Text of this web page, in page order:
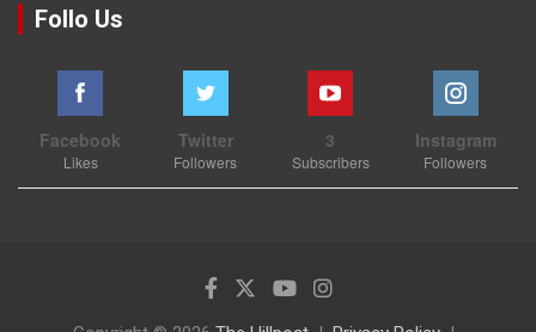
Follo Us
Facebook
Likes
Twitter
Followers
3
Subscribers
Instagram
Followers